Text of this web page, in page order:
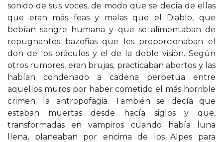
sonido de sus voces, de modo que se decía de ellas
que eran más feas y malas que el Diablo, que
bebían sangre humana y que se alimentaban de
repugnantes bazofias que les proporcionaban el
don de los oráculos y el de la doble visión. Según
otros rumores, eran brujas, practicaban abortos y las
habían condenado a cadena perpetua entre
aquellos muros por haber cometido el más horrible
crimen: la antropofagia. También se decía que
estaban muertas desde hacía siglos y que,
transformadas en vampiros cuando había luna
llena, planeaban por encima de los Alpes para